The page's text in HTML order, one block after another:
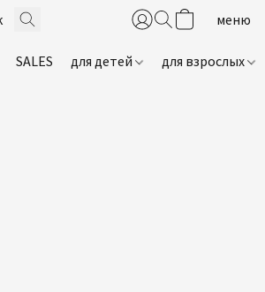
SALES для детей для взрослых